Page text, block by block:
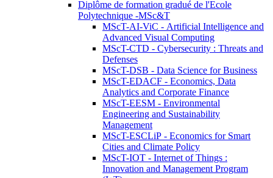
Diplôme de formation gradué de l'Ecole
Polytechnique -MSc&T
MScT-AI-ViC - Artificial Intelligence and
Advanced Visual Computing
MScT-CTD - Cybersecurity : Threats and
Defenses
MScT-DSB - Data Science for Business
MScT-EDACF - Economics, Data
Analytics and Corporate Finance
MScT-EESM - Environmental
Engineering and Sustainability
Management
MScT-ESCLiP - Economics for Smart
Cities and Climate Policy
MScT-IOT - Internet of Things :
Innovation and Management Program